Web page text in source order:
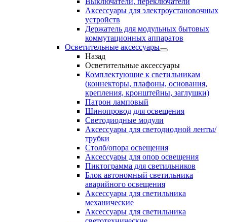
Аксессуары для электроустановочных
устройств
Держатель для модульных бытовых
коммутационных аппаратов
Осветительные аксессуары
Назад
Осветительные аксессуары
Комплектующие к светильникам
(коннекторы, плафоны, основания,
крепления, кронштейны, заглушки)
Патрон ламповый
Шинопровод для освещения
Светодиодные модули
Аксессуары для светодиодной ленты/
трубки
Столб/опора освещения
Аксессуары для опор освещения
Пиктограмма для светильников
Блок автономный светильника
аварийного освещения
Аксессуары для светильника
механические
Аксессуары для светильника